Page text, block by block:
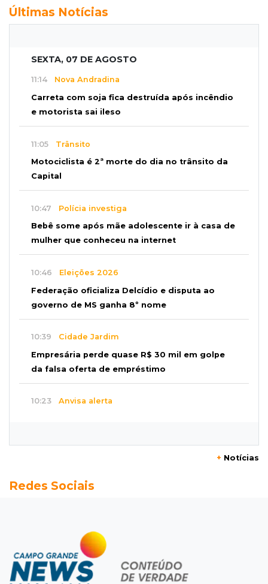
Últimas Notícias
SEXTA, 07 DE AGOSTO
11:14 Nova Andradina
Carreta com soja fica destruída após incêndio
e motorista sai ileso
11:05 Trânsito
Motociclista é 2ª morte do dia no trânsito da
Capital
10:47 Polícia investiga
Bebê some após mãe adolescente ir à casa de
mulher que conheceu na internet
10:46 Eleições 2026
Federação oficializa Delcídio e disputa ao
governo de MS ganha 8º nome
10:39 Cidade Jardim
Empresária perde quase R$ 30 mil em golpe
da falsa oferta de empréstimo
10:23 Anvisa alerta
Superávit comercial de MS cresce 17,8% com
Arte com a escrita
Concurso de Poesias anuncia vencedores e
premiará os melhores no dia 20
+ Notícias
Redes Sociais